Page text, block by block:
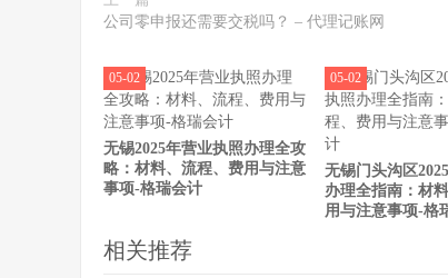
公司零申报还需要交税吗？ – 代理记账网
无锡2025年营业执照办理全攻
略：材料、流程、费用与注意
事项-格瑞会计
05-02
无锡门头沟区
办理全指南：材
用与注意事项-格
05-02
相关推荐